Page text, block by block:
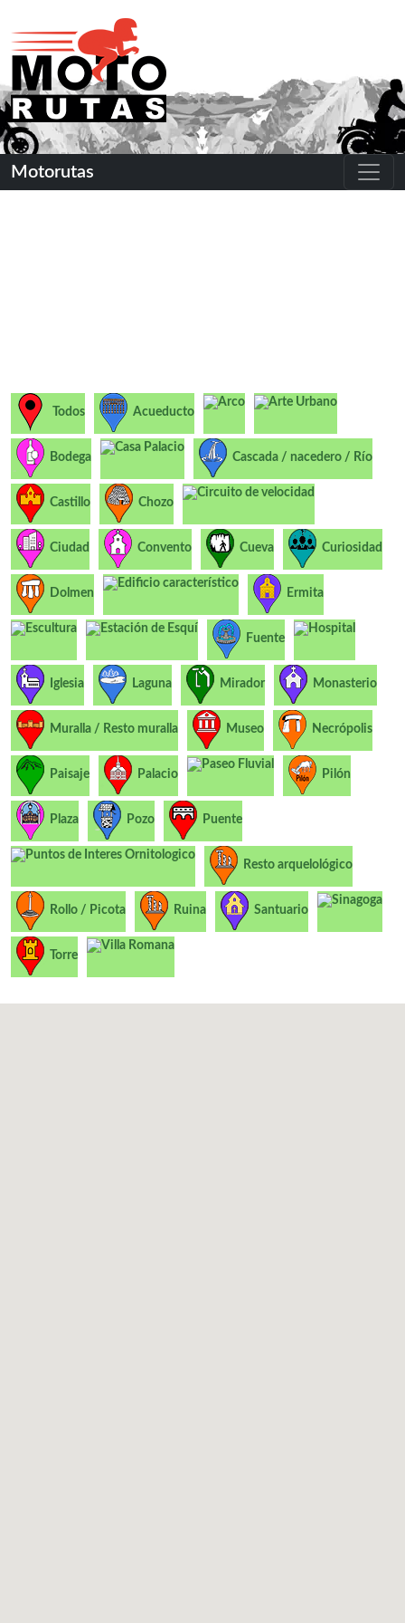
Motorutas
Todos Acueducto
Arco Arte Urbano
Bodega
Casa Palacio
Cascada / nacedero / Río
Castillo Chozo
Circuito de velocidad
Ciudad Convento Cueva Curiosidad
Dolmen
Edificio característico
Ermita
Escultura Estación de Esquí
Fuente
Hospital
Iglesia Laguna Mirador Monasterio
Muralla / Resto muralla Museo Necrópolis
Paisaje Palacio
Paseo Fluvial
Pilón
Plaza Pozo Puente
Puntos de Interes Ornitologico
Resto arquelológico
Rollo / Picota Ruina Santuario
Sinagoga
Torre
Villa Romana